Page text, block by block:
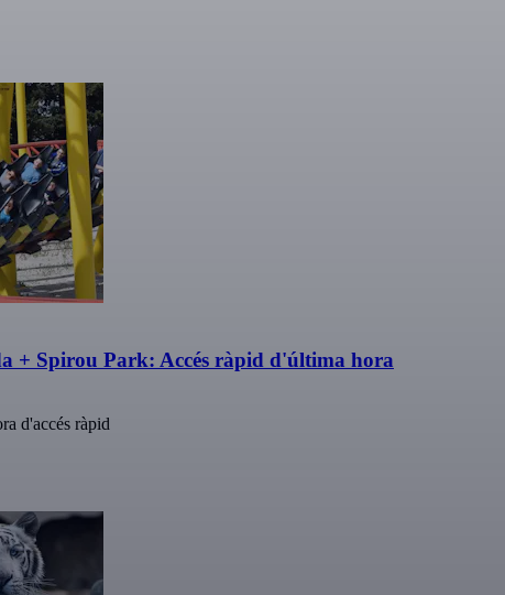
+ Spirou Park: Accés ràpid d'última hora
d'accés ràpid